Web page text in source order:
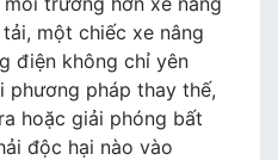
một chiếc xe nâng
điện không chỉ yên
phương pháp thay thế,
hoặc giải phóng bất
độc hại nào vào